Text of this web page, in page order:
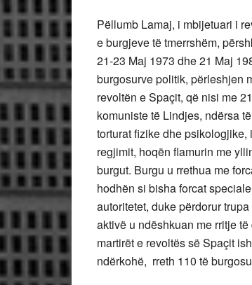
Pëllumb Lamaj, i mbijetuari i
e burgjeve të tmerrshëm,
21-23 Maj 1973 dhe 21 Maj
burgosurve politik, përleshjen
revoltën e Spaçit, që nisi me
komuniste të Lindjes, ndërsa
torturat fizike dhe
regjimit, hoqën flamurin me
burgut. Burgu u rrethua me
hodhën si bisha forcat
autoritetet, duke përdorur
aktivë u ndëshkuan me rritje
martirët e revoltës së Spaçit
ndërkohë, rreth 110 të